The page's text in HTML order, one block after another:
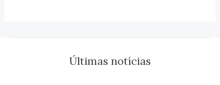
Últimas notícias